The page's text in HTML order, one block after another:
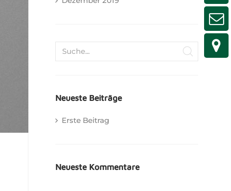
Neueste Beiträge
Erste Beitrag
Neueste Kommentare